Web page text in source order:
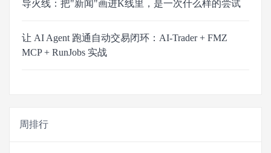
导火线：把"新闻"画进K线里，是一次什么样的尝试
让 AI Agent 跑通自动交易闭环：AI-Trader + FMZ
MCP + RunJobs 实战
周排行